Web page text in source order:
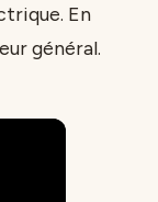
En
général.